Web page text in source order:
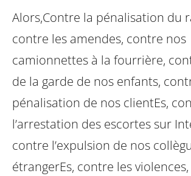
Alors,Contre la pénalisation du
contre les amendes, contre nos
camionnettes à la fourrière,
de la garde de nos enfants,
pénalisation de nos clientEs,
l’arrestation des escortes sur
contre l’expulsion de nos
étrangerEs, contre les violences,